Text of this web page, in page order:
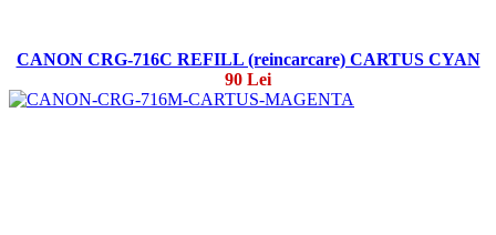
CANON CRG-716C REFILL (reincarcare) CARTUS CYAN
90 Lei